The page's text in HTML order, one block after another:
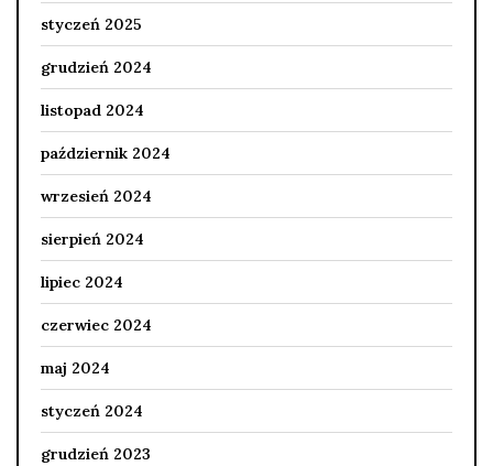
styczeń 2025
grudzień 2024
listopad 2024
październik 2024
wrzesień 2024
sierpień 2024
lipiec 2024
czerwiec 2024
maj 2024
styczeń 2024
grudzień 2023